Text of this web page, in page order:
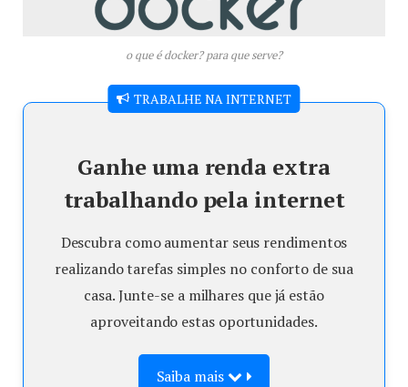
o que é docker? para que serve?
TRABALHE NA INTERNET
Ganhe uma renda extra
trabalhando pela internet
Descubra como aumentar seus rendimentos
realizando tarefas simples no conforto de sua
casa. Junte-se a milhares que já estão
aproveitando estas oportunidades.
Saiba mais